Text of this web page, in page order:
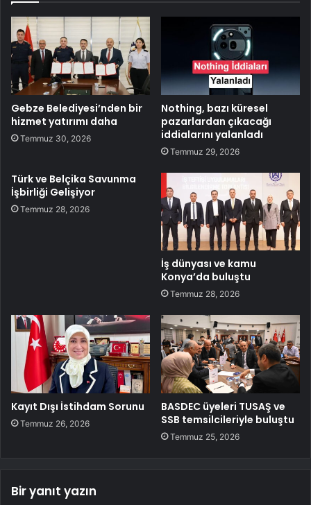
Gebze Belediyesi’nden bir
hizmet yatırımı daha
Temmuz 30, 2026
Nothing, bazı küresel
pazarlardan çıkacağı
iddialarını yalanladı
Temmuz 29, 2026
Türk ve Belçika Savunma
İşbirliği Gelişiyor
Temmuz 28, 2026
İş dünyası ve kamu
Konya’da buluştu
Temmuz 28, 2026
Kayıt Dışı İstihdam Sorunu
Temmuz 26, 2026
BASDEC üyeleri TUSAŞ ve
SSB temsilcileriyle buluştu
Temmuz 25, 2026
Bir yanıt yazın